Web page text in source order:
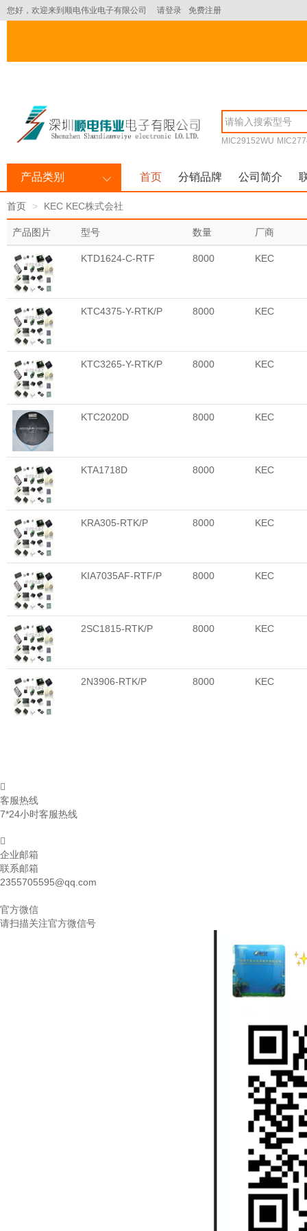
您好，欢迎来到顺电伟业电子有限公司 请登录 免费注册
MIC29152WU
产品类别 首页 分销品牌 公司简介
首页 KEC KEC株式会社
产品图片 型号 数量 厂商
KTD1624-C-RTF 8000 KEC
KTC4375-Y-RTK/P 8000 KEC
KTC3265-Y-RTK/P 8000 KEC
KTC2020D 8000 KEC
KTA1718D 8000 KEC
KRA305-RTK/P 8000 KEC
KIA7035AF-RTF/P 8000 KEC
2SC1815-RTK/P 8000 KEC
2N3906-RTK/P 8000 KEC
客服热线
7*24小时客服热线
企业邮箱
联系邮箱
2355705595@qq.com
官方微信
请扫描关注官方微信号